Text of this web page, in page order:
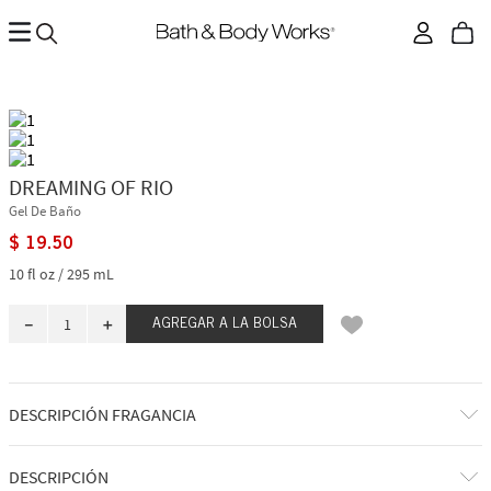
DREAMING OF RIO
Gel De Baño
$ 19.50
10 fl oz / 295 mL
＋
－ AGREGAR A LA BOLSA
DESCRIPCIÓN FRAGANCIA
Viajamos a las vibrantes calles de Río de Janeiro y nos sumergimos en
las vistas, los sonidos y los aromas de Brasil. Con la experiencia de
DESCRIPCIÓN